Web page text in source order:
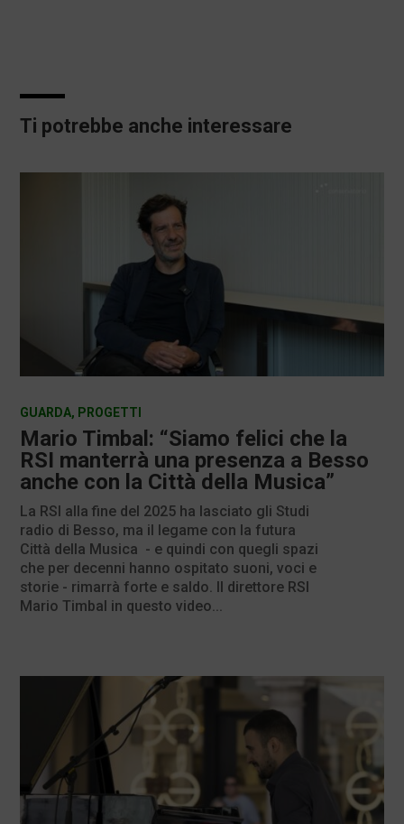
Ti potrebbe anche interessare
Mario Timbal: “Siamo felici che la
RSI manterrà una presenza a Besso
anche con la Città della Musica”
GUARDA, PROGETTI
La RSI alla fine del 2025 ha lasciato gli Studi
radio di Besso, ma il legame con la futura
Città della Musica - e quindi con quegli spazi
che per decenni hanno ospitato suoni, voci e
storie - rimarrà forte e saldo. Il direttore RSI
Mario Timbal in questo video...